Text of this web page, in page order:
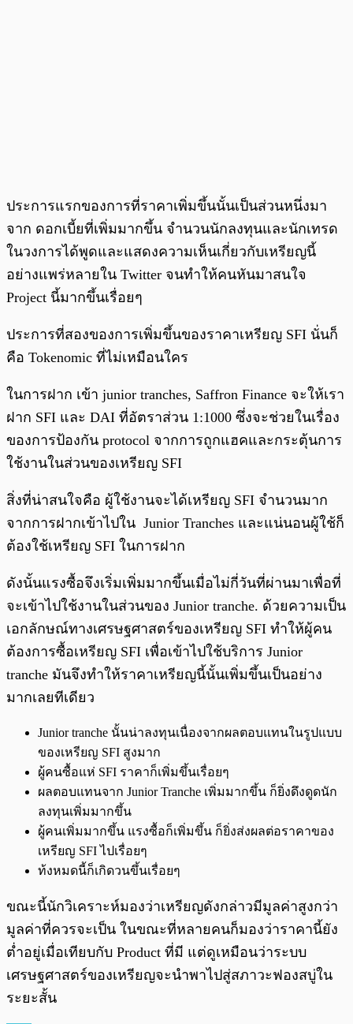
ประการแรกของการที่ราคาเพิ่มขึ้นนั้นเป็นส่วนหนึ่งมา
จาก ดอกเบี้ยที่เพิ่มมากขึ้น จำนวนนักลงทุนและนักเทรด
ในวงการได้พูดและแสดงความเห็นเกี่ยวกับเหรียญนี้
อย่างแพร่หลายใน Twitter จนทำให้คนหันมาสนใจ
Project นี้มากขึ้นเรื่อยๆ
ประการที่สองของการเพิ่มขึ้นของราคาเหรียญ SFI นั่นก็
คือ Tokenomic ที่ไม่เหมือนใคร
ในการฝาก เข้า junior tranches, Saffron Finance จะให้เรา
ฝาก SFI และ DAI ที่อัตราส่วน 1:1000 ซึ่งจะช่วยในเรื่อง
ของการป้องกัน protocol จากการถูกแฮคและกระตุ้นการ
ใช้งานในส่วนของเหรียญ SFI
สิ่งที่น่าสนใจคือ ผู้ใช้งานจะได้เหรียญ SFI จำนวนมาก
จากการฝากเข้าไปใน Junior Tranches และแน่นอนผู้ใช้ก็
ต้องใช้เหรียญ SFI ในการฝาก
ดังนั้นแรงซื้อจึงเริ่มเพิ่มมากขึ้นเมื่อไม่กี่วันที่ผ่านมาเพื่อที่
จะเข้าไปใช้งานในส่วนของ Junior tranche. ด้วยความเป็น
เอกลักษณ์ทางเศรษฐศาสตร์ของเหรียญ SFI ทำให้ผู้คน
ต้องการซื้อเหรียญ SFI เพื่อเข้าไปใช้บริการ Junior
tranche มันจึงทำให้ราคาเหรียญนี้นั้นเพิ่มขึ้นเป็นอย่าง
มากเลยทีเดียว
Junior tranche นั้นน่าลงทุนเนื่องจากผลตอบแทนในรูปแบบ
ของเหรียญ SFI สูงมาก
ผู้คนซื้อแห่ SFI ราคาก็เพิ่มขึ้นเรื่อยๆ
ผลตอบแทนจาก Junior Tranche เพิ่มมากขึ้น ก็ยิ่งดึงดูดนัก
ลงทุนเพิ่มมากขึ้น
ผู้คนเพิ่มมากขึ้น แรงซื้อก็เพิ่มขึ้น ก็ยิ่งส่งผลต่อราคาของ
เหรียญ SFI ไปเรื่อยๆ
ท้งหมดนี้ก็เกิดวนขึ้นเรื่อยๆ
ขณะนี้นักวิเคราะห์มองว่าเหรียญดังกล่าวมีมูลค่าสูงกว่า
มูลค่าที่ควรจะเป็น ในขณะที่หลายคนก็มองว่าราคานี้ยัง
ต่ำอยู่เมื่อเทียบกับ Product ที่มี แต่ดูเหมือนว่าระบบ
เศรษฐศาสตร์ของเหรียญจะนำพาไปสู่สภาวะฟองสบู่ใน
ระยะสั้น